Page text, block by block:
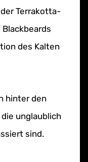
Terrakotta-
des Kalten
hinter den
unglaublich
sind.